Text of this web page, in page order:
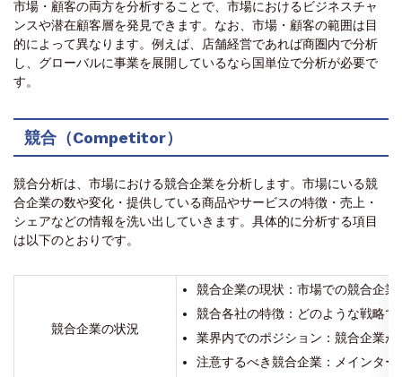
市場・顧客の両方を分析することで、市場におけるビジネスチャ
ンスや潜在顧客層を発見できます。なお、市場・顧客の範囲は目
的によって異なります。例えば、店舗経営であれば商圏内で分析
し、グローバルに事業を展開しているなら国単位で分析が必要で
す。
競合（Competitor）
競合分析は、市場における競合企業を分析します。市場にいる競
合企業の数や変化・提供している商品やサービスの特徴・売上・
シェアなどの情報を洗い出していきます。具体的に分析する項目
は以下のとおりです。
競合企業の状況
競合企業の現状：市場での競合企
競合各社の特徴：どのような戦略
業界内でのポジション：競合企業
注意するべき競合企業：メインタ